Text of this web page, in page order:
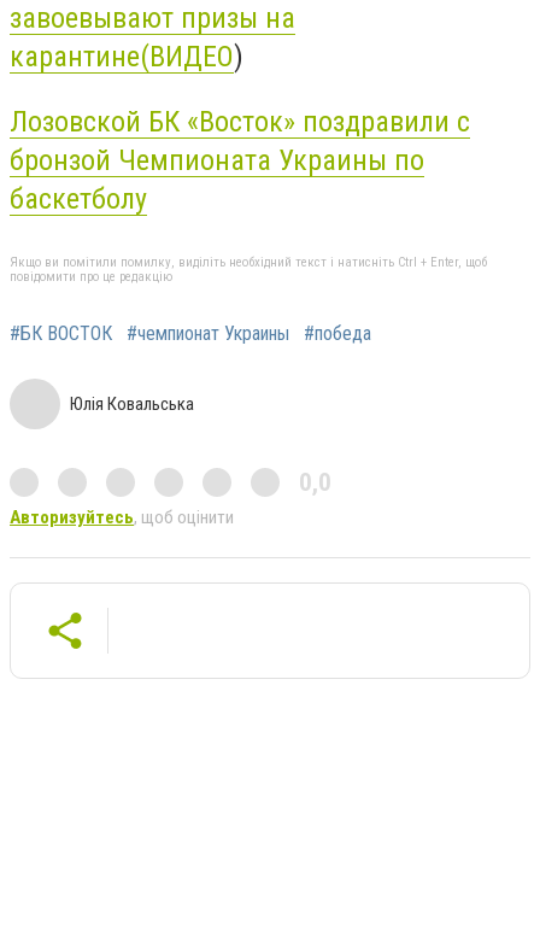
завоевывают призы на
карантине(ВИДЕО)
Лозовской БК «Восток» поздравили с
бронзой Чемпионата Украины по
баскетболу
Якщо ви помітили помилку, виділіть необхідний текст і натисніть Ctrl + Enter, щоб
повідомити про це редакцію
#БК ВОСТОК #чемпионат Украины #победа
Юлія Ковальська
0,0
Авторизуйтесь, щоб оцінити